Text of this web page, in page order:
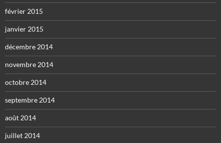
février 2015
janvier 2015
décembre 2014
novembre 2014
octobre 2014
septembre 2014
août 2014
juillet 2014